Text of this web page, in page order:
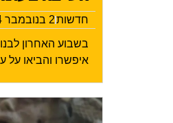
חדשות2 בנובמבר 2024
בשבוע האחרון
איפשרו והביאו על עצמם ב3